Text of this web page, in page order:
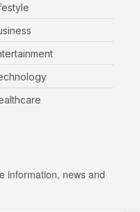
information, news and